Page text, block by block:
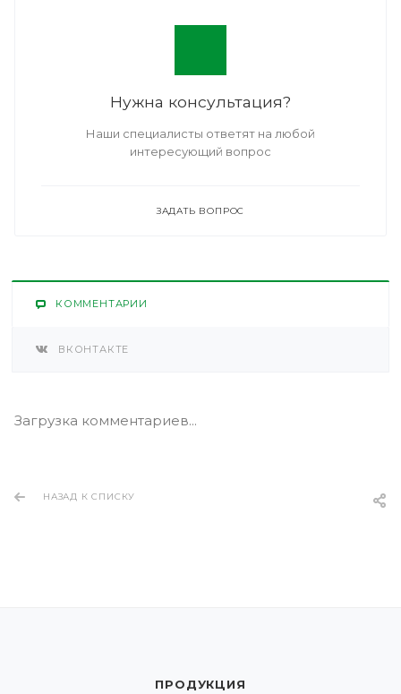
Нужна консультация?
Наши специалисты ответят на любой
интересующий вопрос
ЗАДАТЬ ВОПРОС
КОММЕНТАРИИ
ВКОНТАКТЕ
Загрузка комментариев...
НАЗАД К СПИСКУ
ПРОДУКЦИЯ